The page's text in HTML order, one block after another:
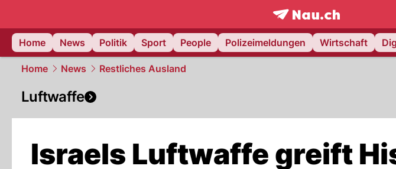
frontpage.NAU.ch
Home
News Politik Sport People Polizeimeldungen Wirtschaft
Home News Restliches Ausland
Luftwaffe
Israels Luftwaffe greift